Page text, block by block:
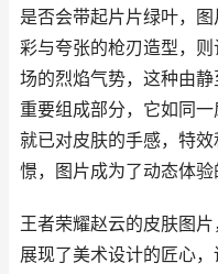
是否会带起片片绿叶，
彩与夸张的枪刃造型，
场的烈焰气势，这种由
重要组成部分，它如同一
就已对皮肤的手感，特
憬，图片成为了动态体验
王者荣耀赵云的皮肤图
展现了美术设计的匠心